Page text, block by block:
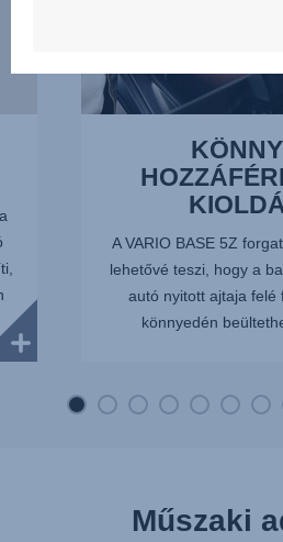
A VARIO BASE 5Z
lehetővé teszi, hogy a
autó nyitott ajtaja felé
könnyedén
Műszaki